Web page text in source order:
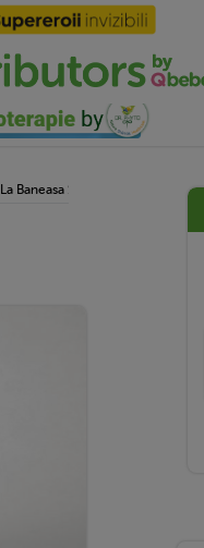
Baneasa Shopping City